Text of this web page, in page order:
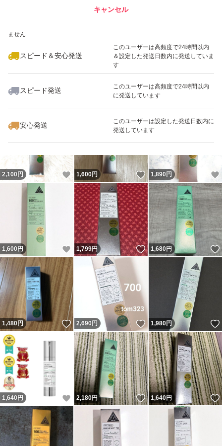
ません
スピード＆安心発送
このユーザーは高頻度で24時間以内
＆設定した発送日数内に発送していま
す
スピード発送
このユーザーは高頻度で24時間以内
に発送しています
安心発送
このユーザーは設定した発送日数内に
発送しています
キャンセル
いいね！
1,500
2,100円 いいね！
1,600円 いいね！
1,890円
1,600 円 いいね！
1,799円 いいね！
1,680円
1,480円 いいね！
2,690 円 いいね！
1,980円
1,640 円 いいね！
2,180円 いいね！
1,640円